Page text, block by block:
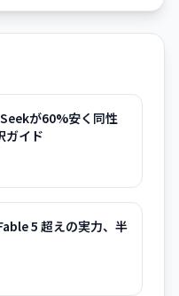
が60%安く同性
ガイド
5 超えの実力、半